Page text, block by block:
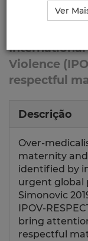
Ciência_Iscte
IPOV-
Violence
respectful
Descrição
Over-
maternity
identified by
urgent global
Simonovic
IPOV-
bring
respectful
Ver